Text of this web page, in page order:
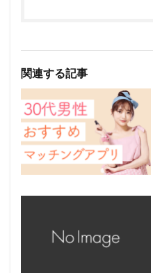
関連する記事